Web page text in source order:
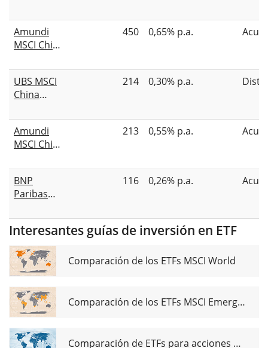
ETF USD
(Acc)
Amundi
MSCI China
Selection
Extra
UCITS ETF
450 0,65% p.a.
UBS MSCI
China
UCITS ETF
USD dis
214 0,30% p.a.
Amundi
MSCI China
ETF EUR
213 0,55% p.a.
BNP
Paribas
China Min
TE UCITS
ETF EUR
Acc
116 0,26% p.a.
Interesantes guías de inversión en ETF
Comparación de los ETFs MSCI World
Comparación de los ETFs MSCI Emerging Markets
Comparación de ETFs para acciones de dividendos globales